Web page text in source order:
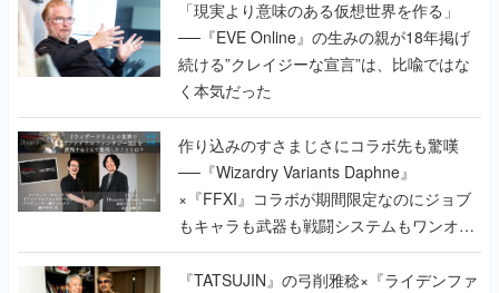
「現実より意味のある仮想世界を作る」
──『EVE Online』の生みの親が18年掲げ
続ける”クレイジーな宣言”は、比喩ではな
く本気だった
作り込みのすさまじさにコラボ先も驚嘆
──『Wizardry Variants Daphne』
×『FFXI』コラボが期間限定なのにジョブ
もキャラも武器も戦闘システムもワンオフ
で作り込まれた理由を両ディレクターに聞
く
『TATSUJIN』の弓削雅稔×『ライデンファ